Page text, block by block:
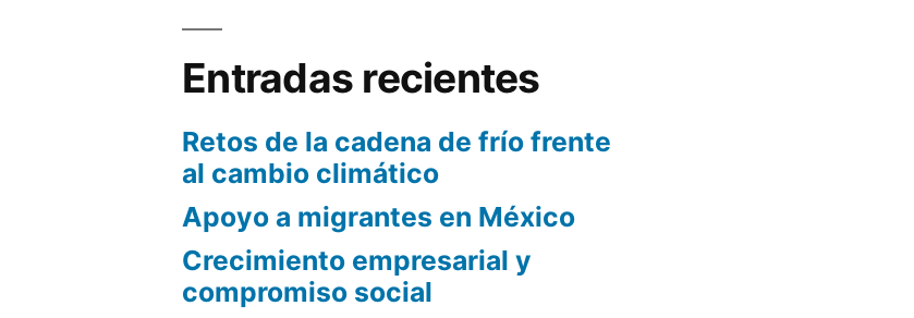
Entradas recientes
Retos de la cadena de frío frente
al cambio climático
Apoyo a migrantes en México
Crecimiento empresarial y
compromiso social